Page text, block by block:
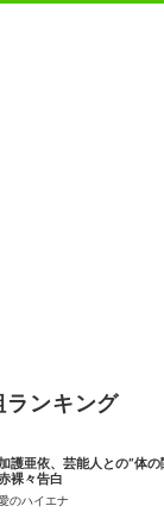
ランキング
護亜依、芸能人との“体の
裸々告白
のハイエナ